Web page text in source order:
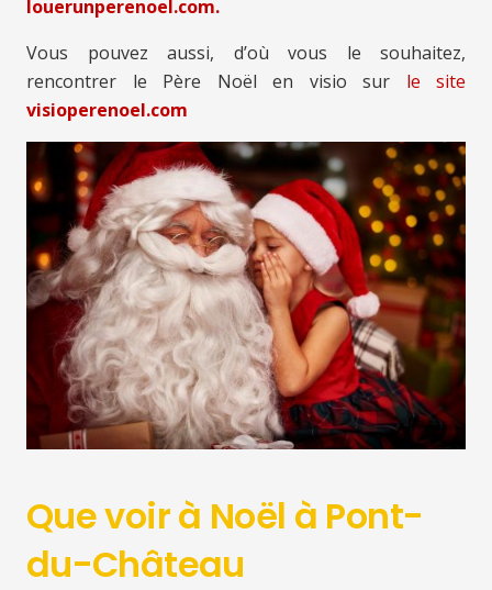
louerunperenoel.com.
Vous pouvez aussi, d’où vous le souhaitez,
rencontrer le Père Noël en visio sur le site
visioperenoel.com
Que voir à Noël à Pont-
du-Château